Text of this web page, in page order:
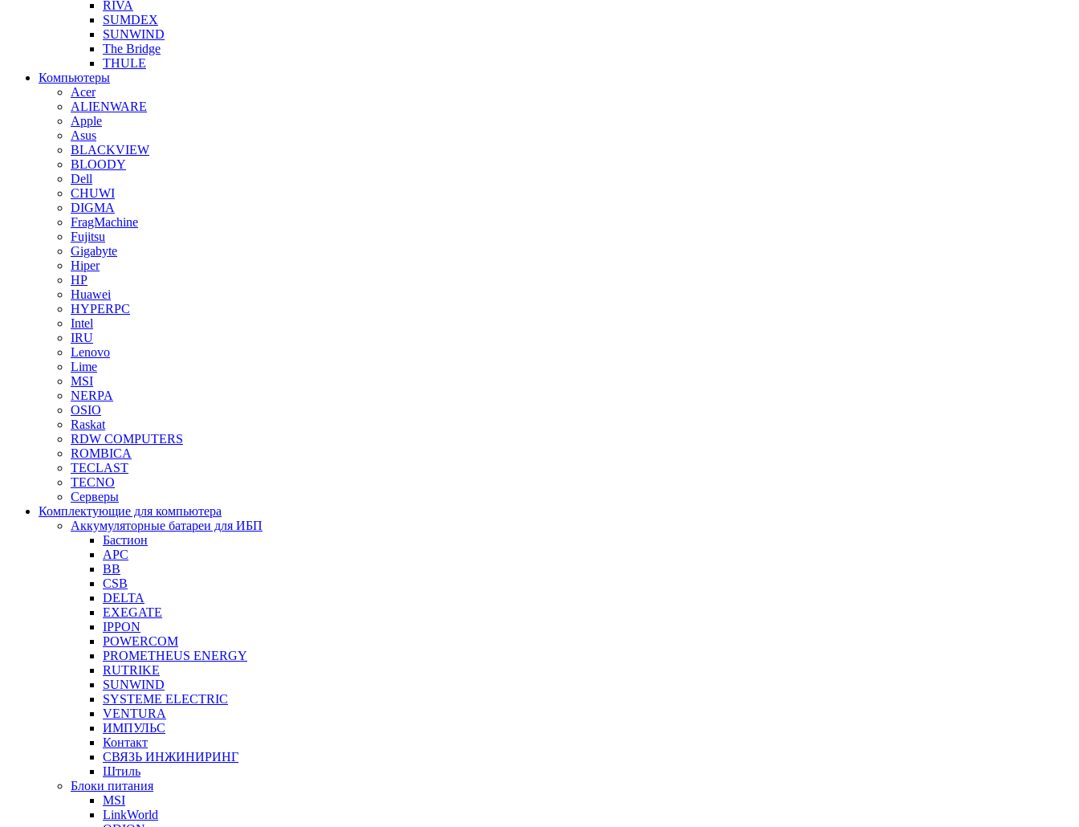
RIVA
SUMDEX
SUNWIND
The Bridge
THULE
Компьютеры
Acer
ALIENWARE
Apple
Asus
BLACKVIEW
BLOODY
Dell
CHUWI
DIGMA
FragMachine
Fujitsu
Gigabyte
Hiper
HP
Huawei
HYPERPC
Intel
IRU
Lenovo
Lime
MSI
NERPA
OSIO
Raskat
RDW COMPUTERS
ROMBICA
TECLAST
TECNO
Серверы
Комплектующие для компьютера
Аккумуляторные батареи для ИБП
Бастион
APC
BB
CSB
DELTA
EXEGATE
IPPON
POWERCOM
PROMETHEUS ENERGY
RUTRIKE
SUNWIND
SYSTEME ELECTRIC
VENTURA
ИМПУЛЬС
Контакт
СВЯЗЬ ИНЖИНИРИНГ
Штиль
Блоки питания
MSI
LinkWorld